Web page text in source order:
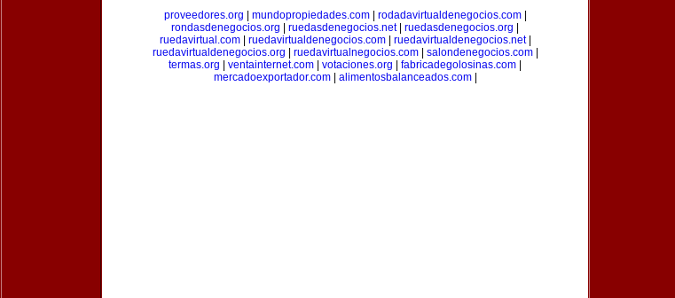
proveedores.org
mundopropiedades.com| rodadavirtualdenegocios.com|
rondasdenegocios.org
ruedasdenegocios.net| ruedasdenegocios.org
ruedavirtual.com| ruedavirtualdenegocios.com| ruedavirtualdenegocios.net|
ruedavirtualdenegocios.org
ruedavirtualnegocios.com| salondenegocios.com|
termas.org
ventainternet.com votaciones.org fabricadegolosinas.com
mercadoexportador.com| alimentosbalanceados.com|